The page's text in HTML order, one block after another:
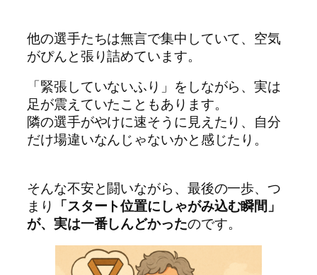
他の選手たちは無言で集中していて、空気
がぴんと張り詰めています。
「緊張していないふり」をしながら、実は
足が震えていたこともあります。
隣の選手がやけに速そうに見えたり、自分
だけ場違いなんじゃないかと感じたり。
そんな不安と闘いながら、最後の一歩、つ
まり 「スタート位置にしゃがみ込む瞬間」
が、実は一番しんどかったのです。